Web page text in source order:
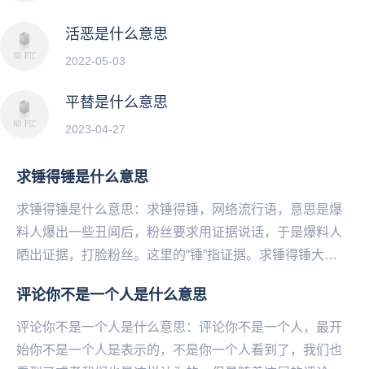
活恶是什么意思
2022-05-03
平替是什么意思
2023-04-27
求锤得锤是什么意思
求锤得锤是什么意思：求锤得锤，网络流行语，意思是爆
料人爆出一些丑闻后，粉丝要求用证据说话，于是爆料人
晒出证据，打脸粉丝。这里的“锤”指证据。求锤得锤大
人...
​评论你不是一个人是什么意思
评论你不是一个人是什么意思：评论你不是一个人，最开
始你不是一个人是表示的，不是你一个人看到了，我们也